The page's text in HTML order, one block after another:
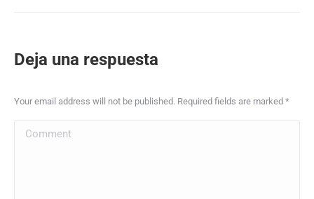
Deja una respuesta
Your email address will not be published. Required fields are marked *
Comment